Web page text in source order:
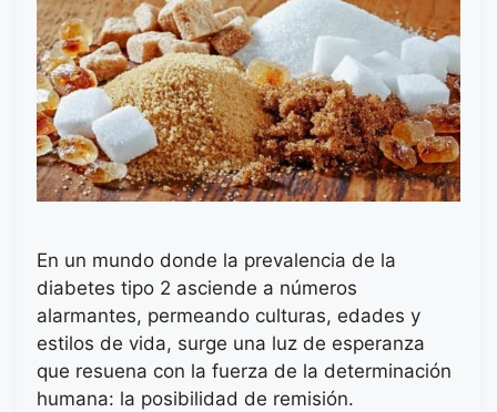
En un mundo donde la prevalencia de la
diabetes tipo 2 asciende a números
alarmantes, permeando culturas, edades y
estilos de vida, surge una luz de esperanza
que resuena con la fuerza de la determinación
humana: la posibilidad de remisión.